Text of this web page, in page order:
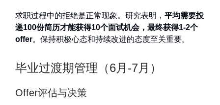
求职过程中的拒绝是正常现象。研究表明， 平均需要投
递100份简历才能获得10个面试机会，最终获得1-2个
offer。保持积极心态和持续改进的态度至关重要。
毕业过渡期管理（6月-7月）
Offer评估与决策